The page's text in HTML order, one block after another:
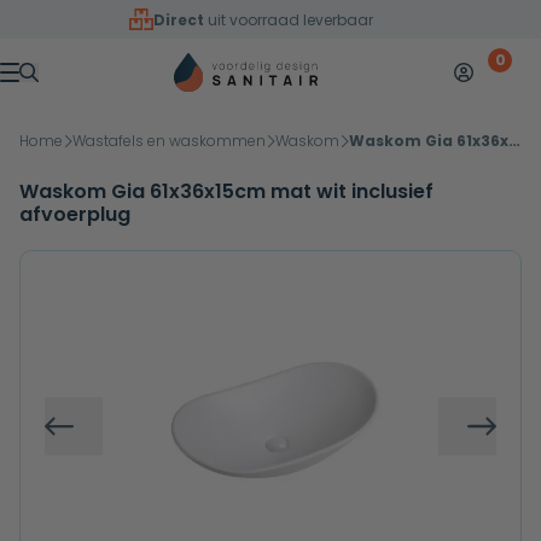
Overslaan naar inhoud
Direct uit voorraad leverbaar
Menu
Mijn 0
Home Wastafels en waskommen Waskom Waskom Gia 61x36x15cm mat wit inclusief afvoerplug
Waskom Gia 61x36x15cm mat wit inclusief
afvoerplug
Vorige